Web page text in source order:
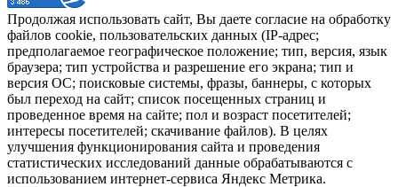
Продолжая использовать сайт, Вы даете согласие на обработку
файлов cookie, пользовательских данных (IP-адрес;
предполагаемое географическое положение; тип, версия, язык
браузера; тип устройства и разрешение его экрана; тип и
версия ОС; поисковые системы, фразы, баннеры, с которых
был переход на сайт; список посещенных страниц и
проведенное время на сайте; пол и возраст посетителей;
интересы посетителей; скачивание файлов). В целях
улучшения функционирования сайта и проведения
статистических исследований данные обрабатываются с
использованием интернет-сервиса Яндекс Метрика.